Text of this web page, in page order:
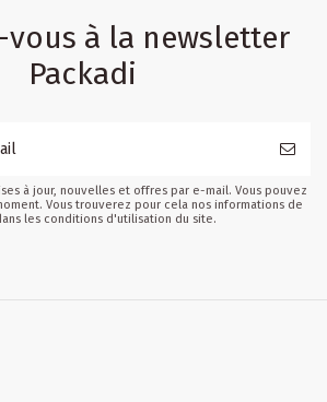
vous à la newsletter
Packadi
à jour, nouvelles et offres par e-mail. Vous pouvez
Vous trouverez pour cela nos informations de
les conditions d'utilisation du site.